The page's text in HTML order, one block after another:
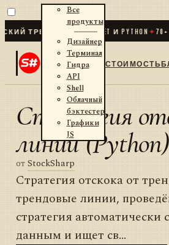
ТРЕЙДИНГ ДЛЯ .NET И PYTHON✦70 +
Все
продукты
Дизайнер
Терминал
Гидра
API
Shell
Облачный
бэктестер
Графики
JS
СТОИМОСТЬ
Стратегия
линии (Python)
отStockSharp
Стратегия отскока от
трендовые линии,
стратегия
данным и ищет св...